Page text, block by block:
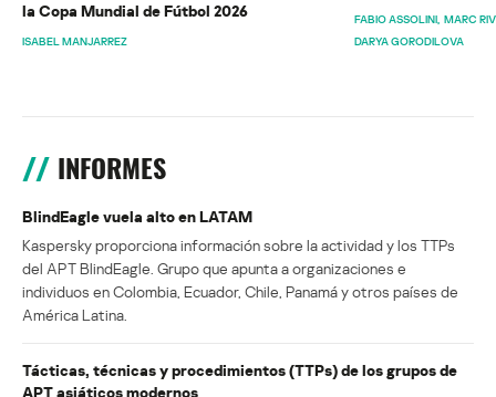
la Copa Mundial de Fútbol 2026
ISABEL MANJARREZ
FABIO ASSOLINI MARC
DARYA GORODILOVA
INFORMES
BlindEagle vuela alto en LATAM
Kaspersky proporciona información sobre la actividad y los TTPs
del APT BlindEagle. Grupo que apunta a organizaciones e
individuos en Colombia, Ecuador, Chile, Panamá y otros países de
América Latina.
Tácticas, técnicas y procedimientos (TTPs) de los grupos de
APT asiáticos modernos